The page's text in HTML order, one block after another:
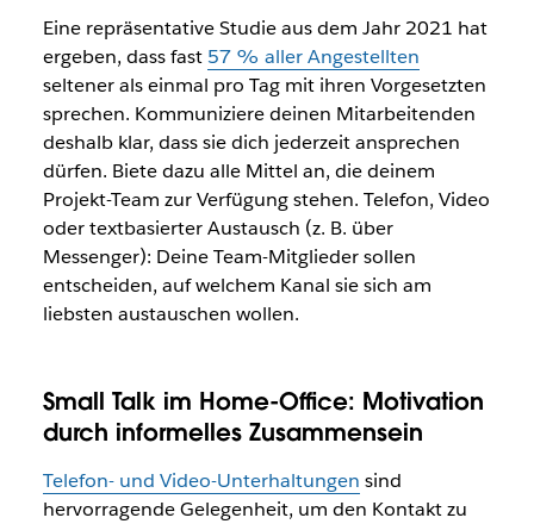
Eine repräsentative Studie aus dem Jahr 2021 hat
ergeben, dass fast57 % aller Angestellten
seltener als einmal pro Tag mit ihren Vorgesetzten
sprechen. Kommuniziere deinen Mitarbeitenden
deshalb klar, dass sie dich jederzeit ansprechen
dürfen. Biete dazu alle Mittel an, die deinem
Projekt-Team zur Verfügung stehen. Telefon, Video
oder textbasierter Austausch (z. B. über
Messenger): Deine Team-Mitglieder sollen
entscheiden, auf welchem Kanal sie sich am
liebsten austauschen wollen.
Small Talk im Home-Office: Motivation
durch informelles Zusammensein
Telefon- und Video-Unterhaltungen sind
hervorragende Gelegenheit, um den Kontakt zu